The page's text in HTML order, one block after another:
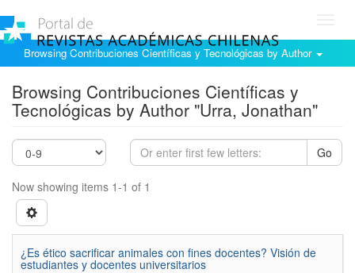
Browsing Contribuciones Científicas y Tecnológicas by Author
Browsing Contribuciones Científicas y
Tecnológicas by Author "Urra, Jonathan"
Go
Now showing items 1-1 of 1
¿Es ético sacrificar animales con fines docentes? Visión de
estudiantes y docentes universitarios